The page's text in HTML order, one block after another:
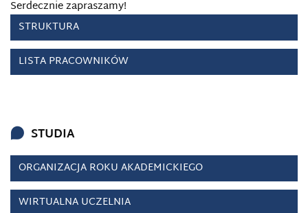
Serdecznie zapraszamy!
STRUKTURA
LISTA PRACOWNIKÓW
STUDIA
ORGANIZACJA ROKU AKADEMICKIEGO
WIRTUALNA UCZELNIA